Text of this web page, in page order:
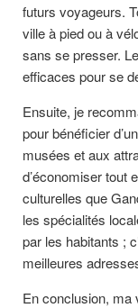
futurs voyageurs.
ville à pied ou à
sans se presser.
efficaces pour se
Ensuite, je
pour bénéficier
musées et aux
d’économiser tout
culturelles que
les spécialités
par les habitants ;
meilleures
En conclusion, ma